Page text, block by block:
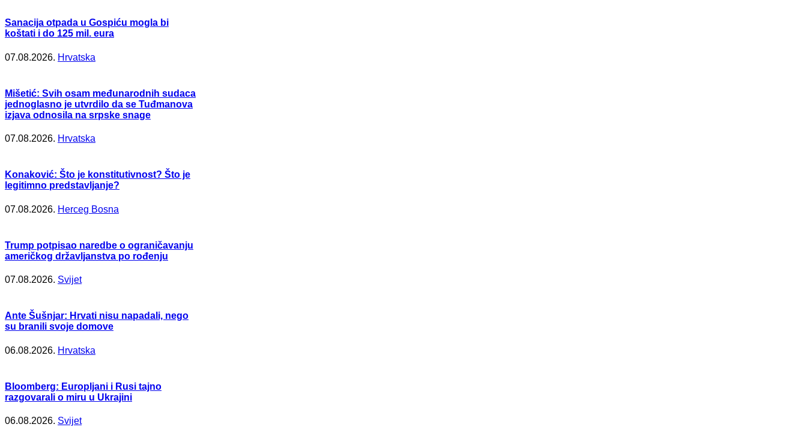
Sanacija otpada u Gospiću mogla bi
koštati i do 125 mil. eura
07.08.2026. Hrvatska
Mišetić: Svih osam međunarodnih sudaca
jednoglasno je utvrdilo da se Tuđmanova
izjava odnosila na srpske snage
07.08.2026. Hrvatska
Konaković: Što je konstitutivnost? Što je
legitimno predstavljanje?
07.08.2026. Herceg Bosna
Trump potpisao naredbe o ograničavanju
američkog državljanstva po rođenju
07.08.2026. Svijet
Ante Šušnjar: Hrvati nisu napadali, nego
su branili svoje domove
06.08.2026. Hrvatska
Bloomberg: Europljani i Rusi tajno
razgovarali o miru u Ukrajini
06.08.2026. Svijet